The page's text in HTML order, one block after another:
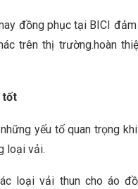
đồng phục tại BICI
trên thị trường.hoàn
tốt
yếu tố quan trọng
loại vải.
loại vải thun cho áo